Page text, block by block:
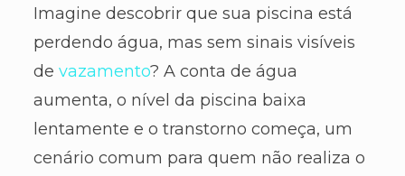
Imagine descobrir que sua piscina está
perdendo água, mas sem sinais visíveis
de vazamento? A conta de água
aumenta, o nível da piscina baixa
lentamente e o transtorno começa, um
cenário comum para quem não realiza o